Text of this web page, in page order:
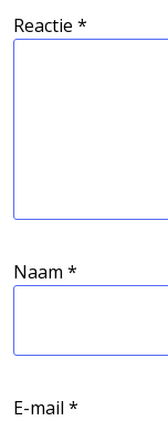
Reactie *
Naam *
E-mail *